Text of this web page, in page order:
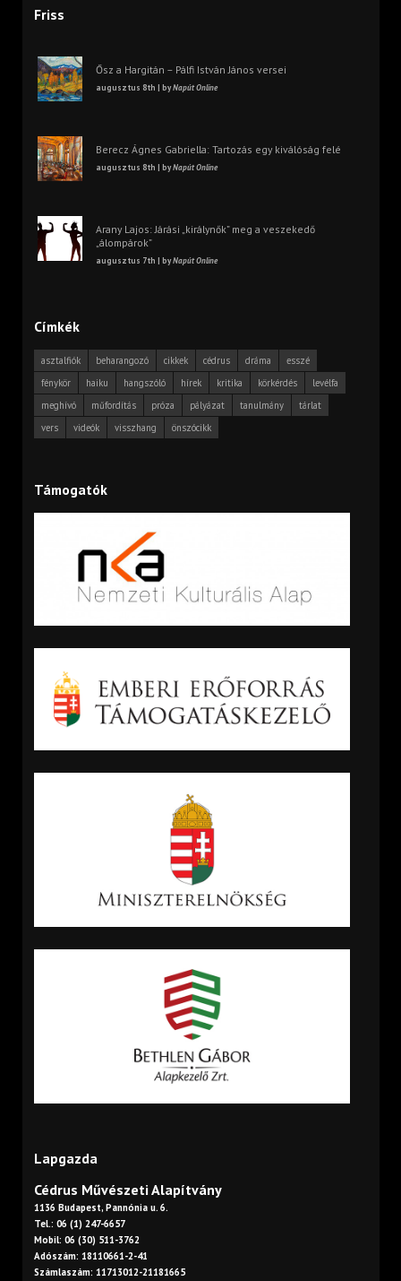
Friss
Ősz a Hargitán – Pálfi István János versei
augusztus 8th | byNapút Online
Berecz Ágnes Gabriella: Tartozás egy kiválóság felé
augusztus 8th | byNapút Online
Arany Lajos: Járási „királynők” meg a veszekedő
„álompárok”
augusztus 7th | byNapút Online
Címkék
asztalfiók beharangozó cikkek cédrus dráma
esszé
fénykör
haiku hangszóló hírek kritika körkérdés
levélfa
meghívó
műfordítás próza pályázat tanulmány
tárlat
vers
videók visszhang önszócikk
Támogatók
Lapgazda
Cédrus Művészeti Alapítvány
1136 Budapest, Pannónia u. 6.
Tel.: 06 (1) 247-6657
Mobil: 06 (30) 511-3762
Adószám: 18110661-2-41
Számlaszám: 11713012-21181665